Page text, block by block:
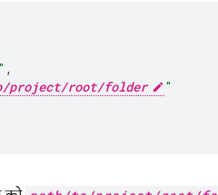
" ,
project/root/folder
"